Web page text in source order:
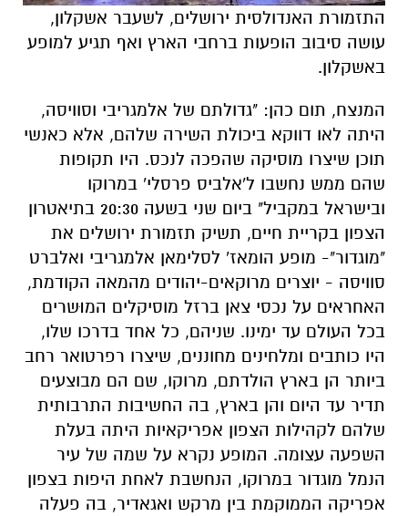
התזמורת האנדולסית ירושלים, לשעבר אשקלון,
עושה סיבוב הופעות ברחבי הארץ ואף תגיע למופע
באשקלון.
המנצח, תום כהן: "גדולתם של אלמגריבי וסוויסה,
היתה לאו דווקא ביכולת השירה שלהם, אלא כאנשי
תוכן שיצרו מוסיקה שהפכה לנכס. היו תקופות
שהם ממש נחשבו ל'אלביס פרסלי' במרוקו
ובישראל במקביל" ביום שני בשעה 20:30 בתיאטרון
הצפון בקריית חיים, תשיק תזמורת ירושלים את
"מוגדור"- מופע הומאז' לסלימאן אלמגריבי ואלברט
סוויסה - יוצרים מרוקאים-יהודים מהמאה הקודמת,
האחראים על נכסי צאן ברזל מוסיקלים המוּשרים
בכל העולם עד ימינו. שניהם, כל אחד בדרכו שלו,
היו כותבים ומלחינים מחוננים, שיצרו רפרטואר רחב
ביותר הן בארץ הולדתם, מרוקו, שם הם מבוצעים
תדיר עד היום והן בארץ, בה החשיבות התרבותית
שלהם לקהילות הצפון אפריקאיות היתה בעלת
השפעה עצומה. המופע נקרא על שמה של עיר
הנמל מוגדור במרוקו, הנחשבת לאחת היפות בצפון
אפריקה הממוקמת בין מרקש ואגאדיר, בה פעלה